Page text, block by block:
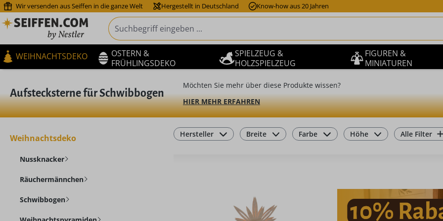
Hauptinhalt springen
Zur Suche springen
Zur Hauptnavigation springen
Wir versenden aus Seiffen in die ganze Welt Hergestellt in Deutschland Know-how aus 20 Jahren
WEIHNACHTSDEKO
OSTERN &
FRÜHLINGSDEKO
SPIELZEUG &
HOLZSPIELZEUG
FIGUREN &
MINIATUREN
Aufstecksterne für Schwibbogen
Möchten Sie mehr über diese Produkte wissen?
HIER MEHR ERFAHREN
Weihnachtsdeko
Nussknacker
Räuchermännchen
Schwibbogen
Hersteller Breite Farbe Höhe Alle Filter